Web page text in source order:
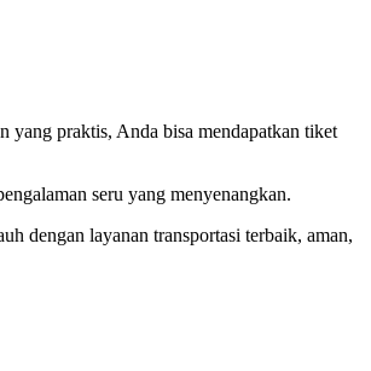
yang praktis, Anda bisa mendapatkan tiket
seru yang menyenangkan.
dengan layanan transportasi terbaik, aman,